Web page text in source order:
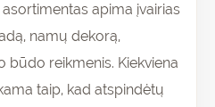
apima įvairias
namų dekorą,
būdo reikmenis. Kiekviena
taip, kad atspindėtų